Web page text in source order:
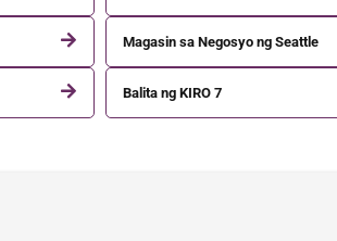
Magasin sa Negosyo ng Seattle
Balita ng KIRO 7